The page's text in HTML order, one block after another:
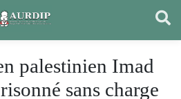
palestinien Imad
sans charge